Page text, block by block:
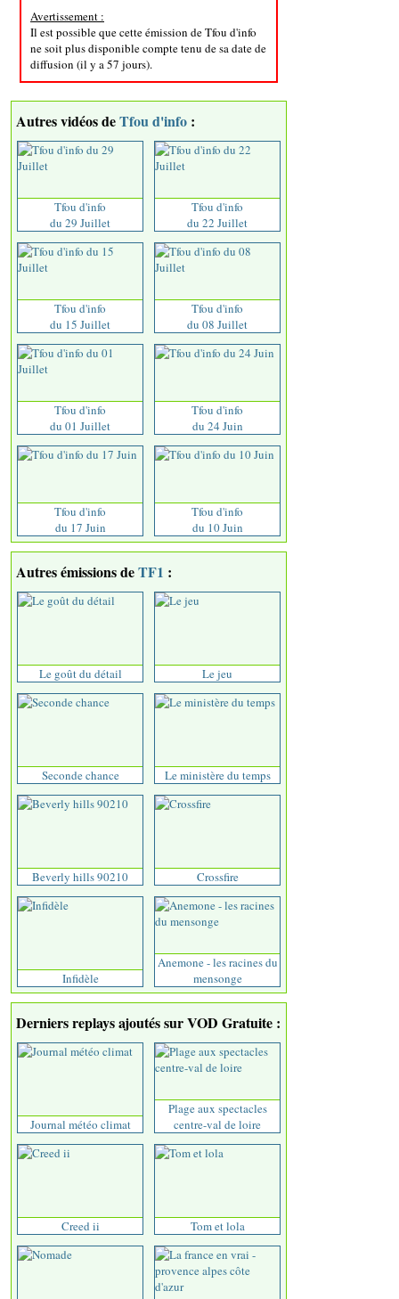
Avertissement :
Il est possible que cette émission de Tfou d'info
ne soit plus disponible compte tenu de sa date de
diffusion (il y a 57 jours).
Autres vidéos deTfou d'info :
Tfou d'info
du 29 Juillet
Tfou d'info
du 22 Juillet
Tfou d'info
du 15 Juillet
Tfou d'info
du 08 Juillet
Tfou d'info
du 01 Juillet
Tfou d'info
du 24 Juin
Tfou d'info
du 17 Juin
Tfou d'info
du 10 Juin
Autres émissions deTF1 :
Le goût du détail Le jeu
Seconde chance Le ministère du temps
Beverly hills 90210 Crossfire
Infidèle
Anemone - les racines du
mensonge
Derniers replays ajoutés sur VOD Gratuite :
Journal météo climat
Plage aux spectacles
centre-val de loire
Creed ii Tom et lola